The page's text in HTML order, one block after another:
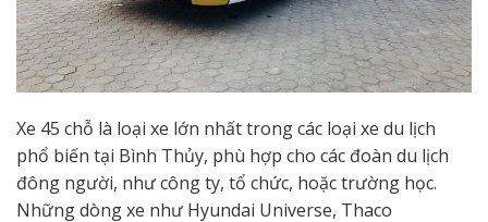
Xe 45 chỗ là loại xe lớn nhất trong các loại xe du lịch
phổ biến tại Bình Thủy, phù hợp cho các đoàn du lịch
đông người, như công ty, tổ chức, hoặc trường học.
Những dòng xe như Hyundai Universe, Thaco